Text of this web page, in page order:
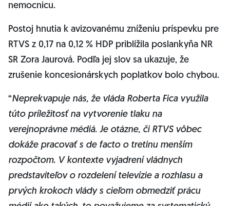
nemocnicu.
Postoj hnutia k avizovanému zníženiu príspevku pre
RTVS z 0,17 na 0,12 % HDP priblížila poslankyňa NR
SR Zora Jaurová. Podľa jej slov sa ukazuje, že
zrušenie koncesionárskych poplatkov bolo chybou.
“Neprekvapuje nás, že vláda Roberta Fica využila
túto príležitosť na vytvorenie tlaku na
verejnoprávne médiá. Je otázne, či RTVS vôbec
dokáže pracovať s de facto o tretinu menším
rozpočtom. V kontexte vyjadrení vládnych
predstaviteľov o rozdelení televízie a rozhlasu a
prvých krokoch vlády s cieľom obmedziť prácu